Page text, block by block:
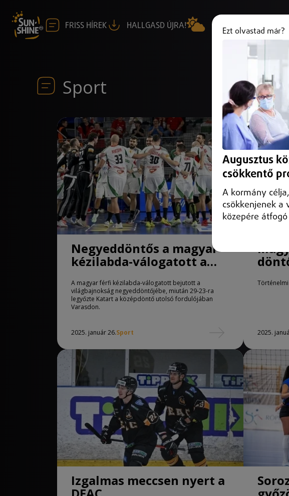
FRISS HÍREK HALLGASD ÚJRA!
Sport
Negyeddöntős a magyar
kézilabda-válogatott a
A magyar férfi kézilabda-válogatott bejutott a
világbajnokság negyeddöntőjébe, miután 29-23-ra
legyőzte Katart a középdöntő utolsó fordulójában
Varasdon.
2025. január 26.Sport
Történelmi
2025.
Izgalmas meccsen nyert a
Ezt olvastad már?
Augusztus
csökkentő
A kormány
csökkenjenek a
közepére